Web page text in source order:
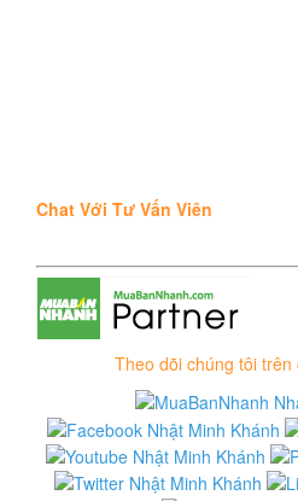
Chat Với Tư Vấn Viên
Theo dõi chúng tôi trên